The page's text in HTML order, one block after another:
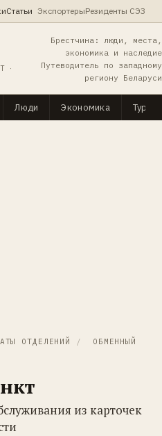
Статьи ЭкспортерыРезиденты СЭЗ
·
Брестчина: люди, места,
экономика и наследие
Путеводитель по западному
региону Беларуси
Люди Экономика
ОТДЕЛЕНИЙ /
ОБМЕННЫЙ
из карточек